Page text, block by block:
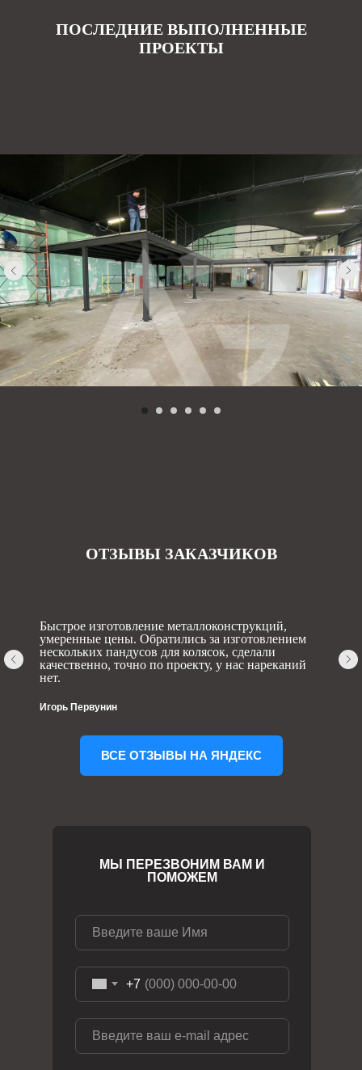
ПОСЛЕДНИЕ ВЫПОЛНЕННЫЕ
ПРОЕКТЫ
ОТЗЫВЫ ЗАКАЗЧИКОВ
Быстрое изготовление металлоконструкций,
умеренные цены. Обратились за изготовлением
нескольких пандусов для колясок, сделали
качественно, точно по проекту, у нас нареканий
нет.
Игорь Первунин
ВСЕ ОТЗЫВЫ НА ЯНДЕКС
+7
МЫ ПЕРЕЗВОНИМ ВАМ И
ПОМОЖЕМ